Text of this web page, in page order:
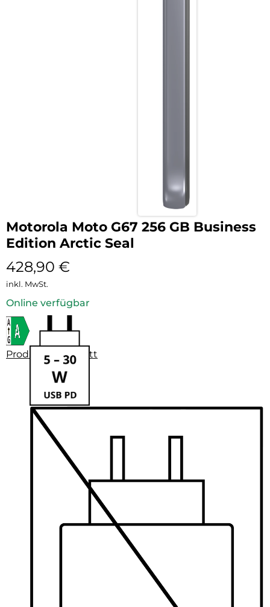
Motorola Moto G67 256 GB Business
Edition Arctic Seal
428,90 €
inkl. MwSt.
Online verfügbar
Produktdatenblatt